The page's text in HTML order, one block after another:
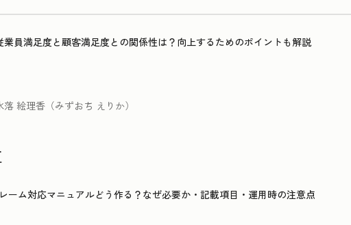
業員満足度と顧客満足度との関係性は？向上するためのポイントも解説
落 絵理香（みずおち えりか）
ーム対応マニュアルどう作る？なぜ必要か・記載項目・運用時の注意点